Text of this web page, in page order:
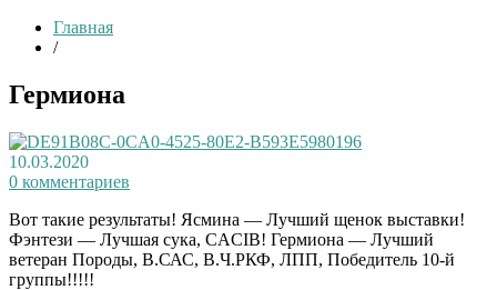
Главная
/
Гермиона
10.03.2020
0 комментариев
Вот такие результаты! Ясмина — Лучший щенок выставки!
Фэнтези — Лучшая сука, CACIB! Гермиона — Лучший
ветеран Породы, В.САС, В.Ч.РКФ, ЛПП, Победитель 10-й
группы!!!!!